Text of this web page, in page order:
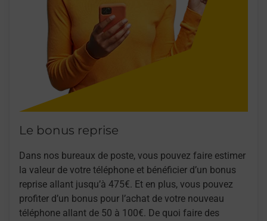
Le bonus reprise
Dans nos bureaux de poste, vous pouvez faire estimer
la valeur de votre téléphone et bénéficier d’un bonus
reprise allant jusqu’à 475€. Et en plus, vous pouvez
profiter d’un bonus pour l’achat de votre nouveau
téléphone allant de 50 à 100€. De quoi faire des